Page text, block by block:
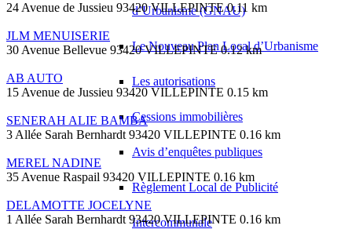
d’Urbanisme (GNAU)
Le Nouveau Plan Local d’Urbanisme
Les autorisations
Cessions immobilières
Avis d’enquêtes publiques
Règlement Local de Publicité
Intercommunale
24 Avenue de Jussieu 93420 VILLEPINTE 0.11 km
JLM MENUISERIE
30 Avenue Bellevue 93420 VILLEPINTE 0.12 km
AB AUTO
15 Avenue de Jussieu 93420 VILLEPINTE 0.15 km
SENERAH ALIE BAMBA
3 Allée Sarah Bernhardt 93420 VILLEPINTE 0.16 km
MEREL NADINE
35 Avenue Raspail 93420 VILLEPINTE 0.16 km
DELAMOTTE JOCELYNE
1 Allée Sarah Bernhardt 93420 VILLEPINTE 0.16 km